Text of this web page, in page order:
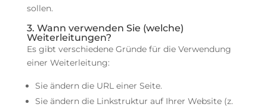
sollen.
3. Wann verwenden Sie (welche)
Weiterleitungen?
Es gibt verschiedene Gründe für die Verwendung
einer Weiterleitung:
Sie ändern die URL einer Seite.
Sie ändern die Linkstruktur auf Ihrer Website (z.